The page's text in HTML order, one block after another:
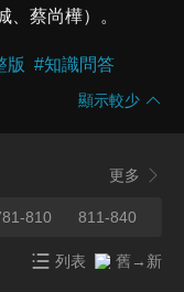
、蔡尚樺）。
版 #知識問答
顯示較少
更多
810 811-840
列表 舊→新